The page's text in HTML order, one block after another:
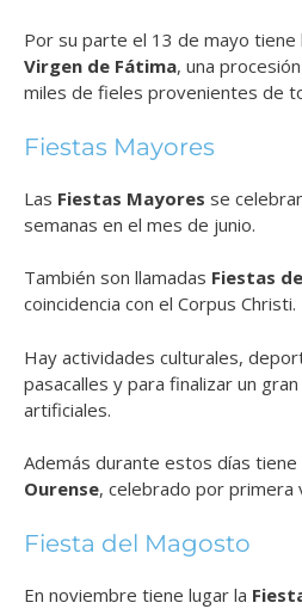
Por su parte el 13 de mayo tiene
Virgen de Fátima, una
miles de fieles provenientes de
Fiestas Mayores
Las Fiestas Mayores se
semanas en el mes de junio.
También son llamadas Fiestas
coincidencia con el Corpus Christi.
Hay actividades culturales,
pasacalles y para finalizar un
artificiales.
Además durante estos días tiene
Ourense, celebrado por primera
Fiesta del Magosto
En noviembre tiene lugar la